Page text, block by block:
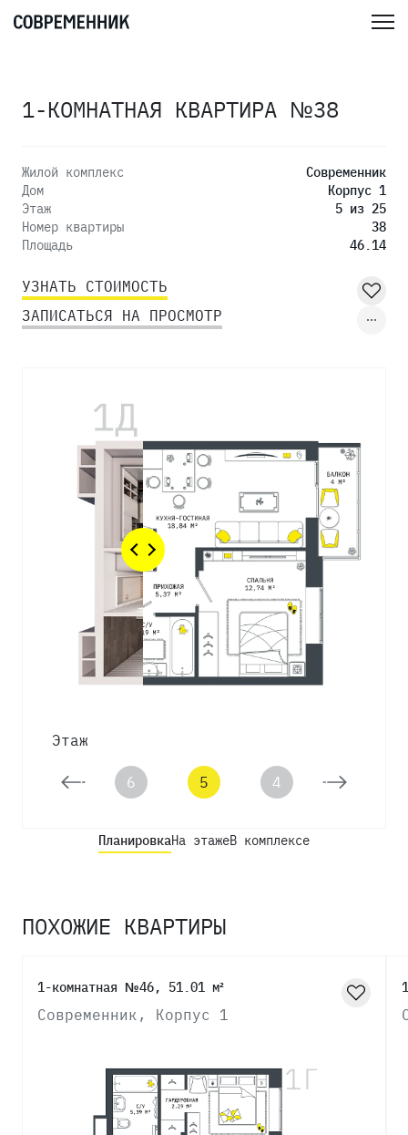
1-КОМНАТНАЯ КВАРТИРА №38
Жилой комплекс
Современник
Дом
Корпус 1
Этаж
5 из 25
Номер квартиры
38
Площадь
46.14
УЗНАТЬ СТОИМОСТЬ
ЗАПИСАТЬСЯ НА ПРОСМОТР
Этаж
7 6 5 4 3
ПланировкаНа этажеВ комплексе
ПОХОЖИЕ КВАРТИРЫ
1-комнатная №46, 51.01 м²
Современник, Корпус 1